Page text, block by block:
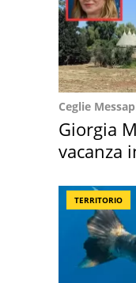
Ceglie
Giorgia
vacanza
TERRITORIO